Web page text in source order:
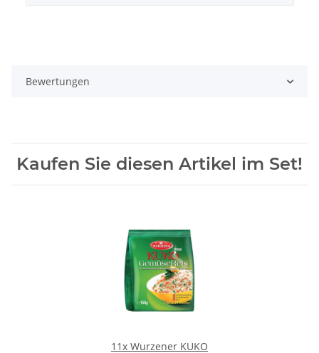
Bewertungen
Kaufen Sie diesen Artikel im Set!
11x Wurzener KUKO